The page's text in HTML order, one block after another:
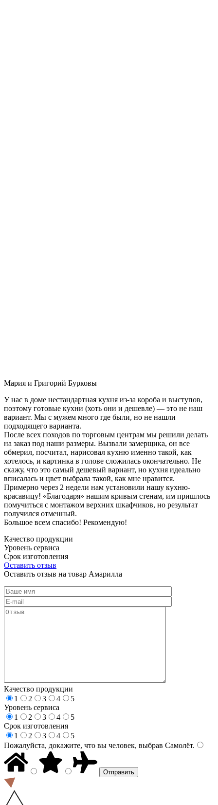
Мария и Григорий Бурковы
У нас в доме нестандартная кухня из-за короба и выступов,
поэтому готовые кухни (хоть они и дешевле) — это не наш
вариант. Мы с мужем много где были, но не нашли
подходящего варианта.
После всех походов по торговым центрам мы решили делать
на заказ под наши размеры. Вызвали замерщика, он все
обмерил, посчитал, нарисовал кухню именно такой, как
хотелось, и картинка в голове сложилась окончательно. Не
скажу, что это самый дешевый вариант, но кухня идеально
вписалась и цвет выбрала такой, как мне нравится.
Примерно через 2 недели нам установили нашу кухню-
красавицу! «Благодаря» нашим кривым стенам, им пришлось
помучиться с монтажом верхних шкафчиков, но результат
получился отменный.
Большое всем спасибо! Рекомендую!
Качество продукции
Уровень сервиса
Срок изготовления
Оставить отзыв
Оставить отзыв на товар Амарилла
Качество продукции
1
2 3 4
5
Уровень сервиса
1
2 3 4
5
Срок изготовления
1
2 3 4
5
Пожалуйста, докажите, что вы человек, выбрав Самолёт.